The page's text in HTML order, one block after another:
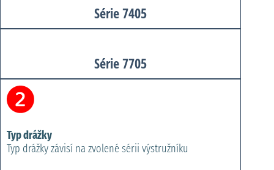
Série 7405
Série 7705
Typ drážky
Typ drážky závisí na zvolené sérii výstružníku